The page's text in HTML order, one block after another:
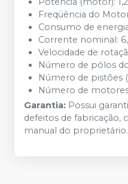
Freqüência do
Consumo de
Corrente nominal:
Velocidade de
Número de pólos
Número de pistões
Número de
Garantia: Possui
defeitos de fabricação,
manual do proprietário.